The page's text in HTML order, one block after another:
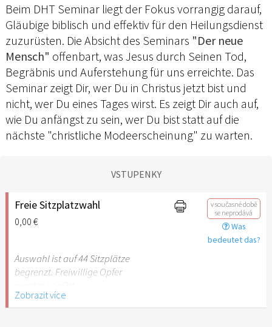
Beim DHT Seminar liegt der Fokus vorrangig darauf,
Gläubige biblisch und effektiv für den Heilungsdienst
zuzurüsten. Die Absicht des Seminars "Der neue
Mensch" offenbart, was Jesus durch Seinen Tod,
Begräbnis und Auferstehung für uns erreichte. Das
Seminar zeigt Dir, wer Du in Christus jetzt bist und
nicht, wer Du eines Tages wirst. Es zeigt Dir auch auf,
wie Du anfängst zu sein, wer Du bist statt auf die
nächste "christliche Modeerscheinung" zu warten.
VSTUPENKY
Freie Sitzplatzwahl
0,00 €
v současné době
se neprodává
Was
bedeutet das?
Auswahl ist auf 44 Sitzplätze
begrenzt. Freiwillige Opfer
eingesammelt.
Zobrazit více